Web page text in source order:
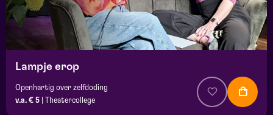
Lampje erop
Openhartig over zelfdoding
v.a. € 5
Theatercollege